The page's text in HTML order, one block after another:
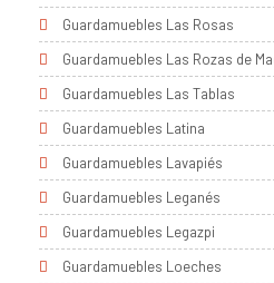
Guardamuebles Las Rosas
Guardamuebles Las Rozas de
Guardamuebles Las Tablas
Guardamuebles Latina
Guardamuebles Lavapiés
Guardamuebles Leganés
Guardamuebles Legazpi
Guardamuebles Loeches